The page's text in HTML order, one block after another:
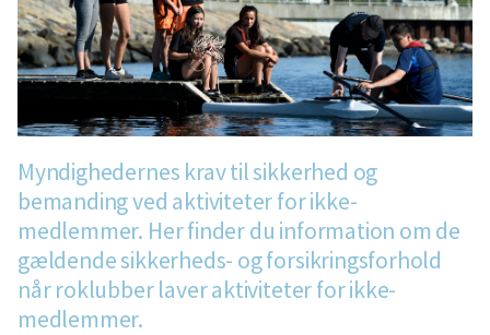
Myndighedernes krav til sikkerhed og
bemanding ved aktiviteter for ikke-
medlemmer. Her finder du information om de
gældende sikkerheds- og forsikringsforhold
når roklubber laver aktiviteter for ikke-
medlemmer.